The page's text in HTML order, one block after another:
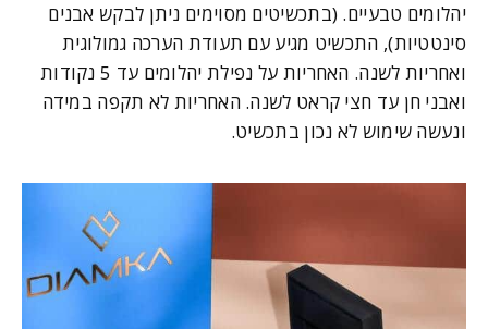
יהלומים טבעיים. (בתכשיטים מסוימים ניתן לבקש אבנים
סינטטיות), התכשיט מגיע עם תעודת הערכה גמולוגית
ואחריות לשנה. האחריות על נפילת יהלומים עד 5 נקודות
ואבני חן עד חצי קראט לשנה. האחריות לא תקפה במידה
ונעשה שימוש לא נכון בתכשיט.